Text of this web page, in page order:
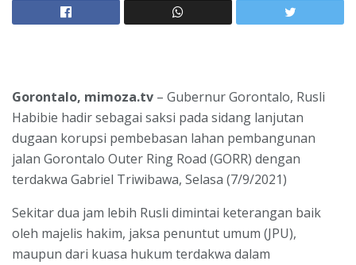
Gorontalo, mimoza.tv – Gubernur Gorontalo, Rusli
Habibie hadir sebagai saksi pada sidang lanjutan
dugaan korupsi pembebasan lahan pembangunan
jalan Gorontalo Outer Ring Road (GORR) dengan
terdakwa Gabriel Triwibawa, Selasa (7/9/2021)
Sekitar dua jam lebih Rusli dimintai keterangan baik
oleh majelis hakim, jaksa penuntut umum (JPU),
maupun dari kuasa hukum terdakwa dalam